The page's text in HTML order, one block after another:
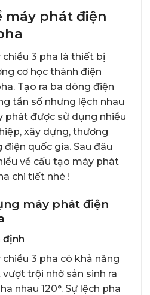
máy phát điện
3 pha là thiết bị
cơ học thành điện
Tạo ra ba dòng điện
tần số nhưng lệch nhau
phát được sử dụng nhiều
xây dựng, thương
quốc gia. Sau đâu
về cấu tạo máy phát
chi tiết nhé !
máy phát điện
định
3 pha có khả năng
trội nhờ sản sinh ra
nhau 120°. Sự lệch pha